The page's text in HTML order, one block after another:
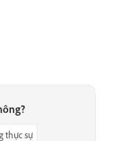
thực sự